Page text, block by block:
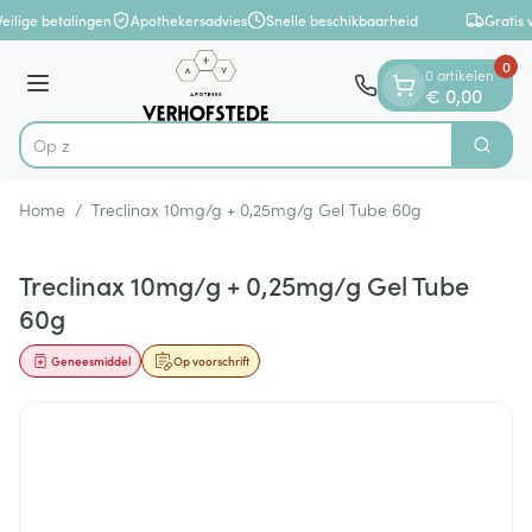
Ga naar de inhoud
1 van 1
betalingen Apothekersadvies Snelle beschikbaarheid Gratis
Menu
Product, merk, categorie...
Op zoek n Zoek
0 artikelen
€ 0,00
0
Home / Treclinax 10mg/g + 0,25mg/g Gel Tube 60g
Treclinax 10mg/g + 0,25mg/g Gel Tube
60g
Op voorschrift
Geneesmiddel